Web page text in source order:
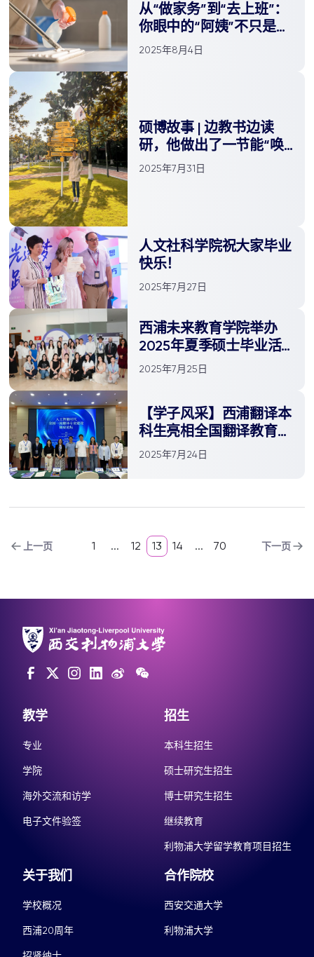
从“做家务”到“去上班”：
你眼中的“阿姨”不只是服
务者
2025年8月4日
硕博故事 | 边教书边读
研，他做出了一节能“唤
醒国宝”的AR课
2025年7月31日
人文社科学院祝大家毕业
快乐！
2025年7月27日
西浦未来教育学院举办
2025年夏季硕士毕业活
动
2025年7月25日
【学子风采】西浦翻译本
科生亮相全国翻译教育高
端学术论坛
2025年7月24日
上一页 1 ... 12 13 14 ... 70 下一页
教学
专业
学院
海外交流和访学
电子文件验签
招生
本科生招生
硕士研究生招生
博士研究生招生
继续教育
利物浦大学留学教育项目招生
关于我们
学校概况
西浦20周年
合作院校
西安交通大学
利物浦大学